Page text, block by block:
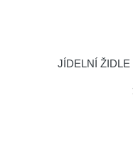
JÍDELNÍ ŽIDLE